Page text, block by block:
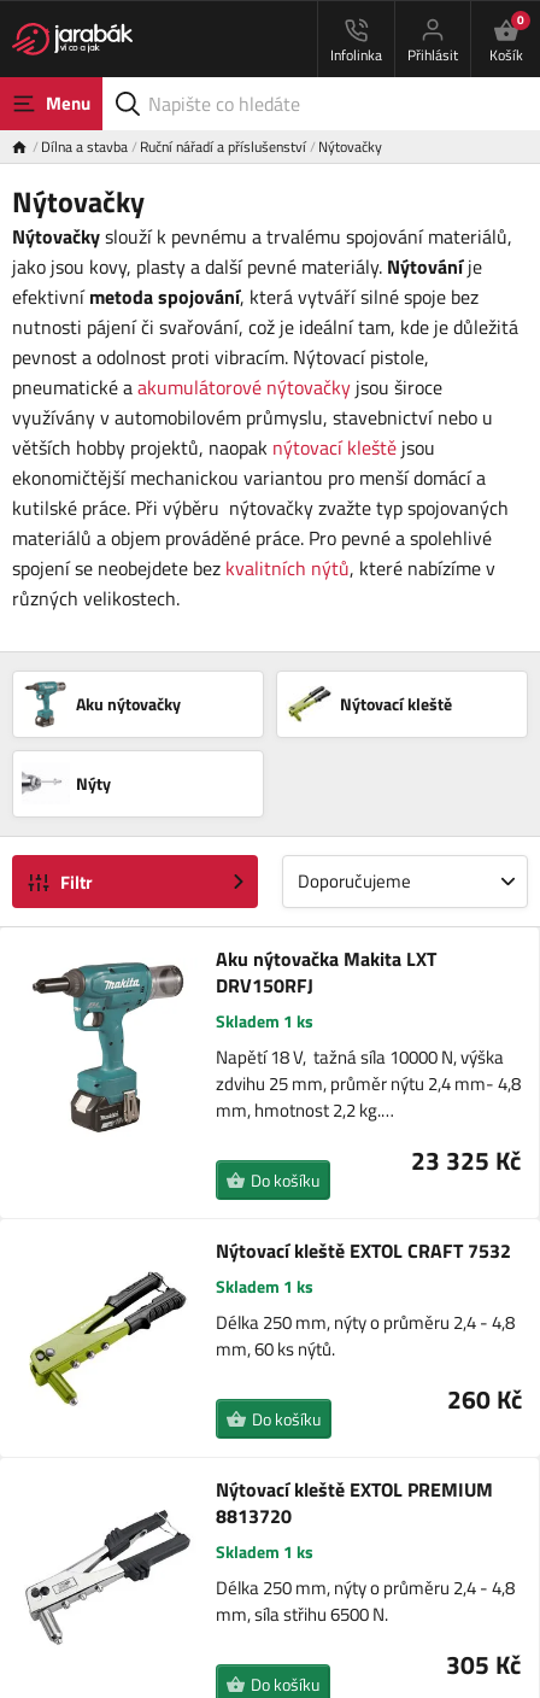
Infolinka Přihlásit
0
Košík
Menu
Dílna a stavba Ruční nářadí a příslušenství Nýtovačky
Nýtovačky
Nýtovačkyslouží k pevnému a trvalému spojování materiálů,
jako jsou kovy, plasty a další pevné materiály. Nýtováníje
efektivnímetoda spojování, která vytváří silné spoje bez
nutnosti pájení či svařování, což je ideální tam, kde je důležitá
pevnost a odolnost proti vibracím. Nýtovací pistole,
pneumatické aakumulátorové nýtovačky jsou široce
využívány v automobilovém průmyslu, stavebnictví nebo u
větších hobby projektů, naopak nýtovací kleště jsou
ekonomičtější mechanickou variantou pro menší domácí a
kutilské práce. Při výběru nýtovačky zvažte typ spojovaných
materiálů a objem prováděné práce. Pro pevné a spolehlivé
spojení se neobejdete bez kvalitních nýtů, které nabízíme v
různých velikostech.
Aku nýtovačky Nýtovací kleště
Nýty
Filtr Doporučujeme
Aku nýtovačka Makita LXT
DRV150RFJ
Skladem 1 ks
Napětí 18 V, tažná síla 10000 N, výška
zdvihu 25 mm, průměr nýtu 2,4 mm- 4,8
mm, hmotnost 2,2 kg.…
23 325 Kč
Do košíku
Nýtovací kleště EXTOL CRAFT 7532
Skladem 1 ks
Délka 250 mm, nýty o průměru 2,4 - 4,8
mm, 60 ks nýtů.
260 Kč
Do košíku
Nýtovací kleště EXTOL PREMIUM
8813720
Skladem 1 ks
Délka 250 mm, nýty o průměru 2,4 - 4,8
mm, síla střihu 6500 N.
305 Kč
Do košíku